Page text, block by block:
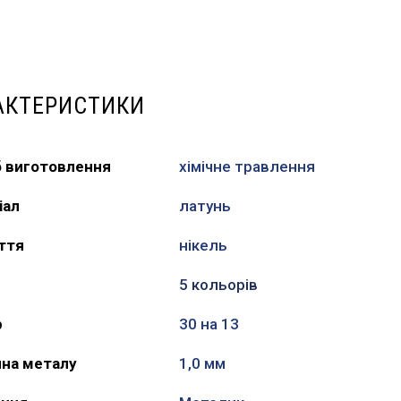
виготовлення хімічне травлення
латунь
нікель
5 кольорів
30 на 13
металу 1,0 мм